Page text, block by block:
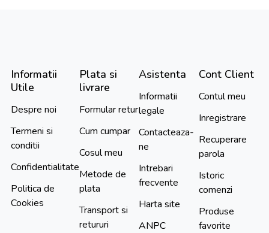
Informatii
Utile
Despre noi
Termeni si
conditii
Confidentialitate
Politica de
Cookies
Plata si
livrare
Formular retur
Cum cumpar
Cosul meu
Metode de
plata
Transport si
retururi
Asistenta
Informatii
legale
Contacteaza-
ne
Intrebari
frecvente
Harta site
ANPC
Cont Client
Contul meu
Inregistrare
Recuperare
parola
Istoric
comenzi
Produse
favorite